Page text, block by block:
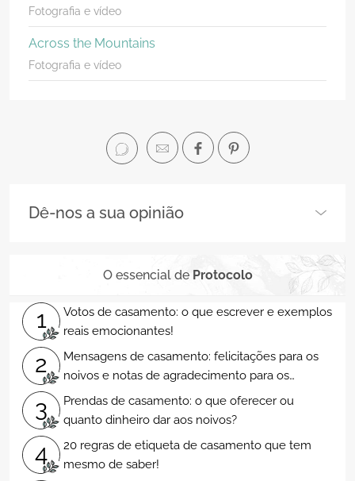
Fotografia e vídeo
Across the Mountains
Fotografia e vídeo
Dê-nos a sua opinião
O essencial de Protocolo
1
Votos de casamento: o que escrever e exemplos
reais emocionantes!
2
Mensagens de casamento: felicitações para os
noivos e notas de agradecimento para os
convidados
3
Prendas de casamento: o que oferecer ou
quanto dinheiro dar aos noivos?
4
20 regras de etiqueta de casamento que tem
mesmo de saber!